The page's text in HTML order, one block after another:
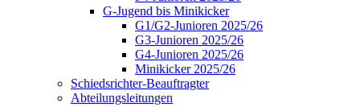
G-Jugend bis Minikicker
G1/G2-Junioren 2025/26
G3-Junioren 2025/26
G4-Junioren 2025/26
Minikicker 2025/26
Schiedsrichter-Beauftragter
Abteilungsleitungen